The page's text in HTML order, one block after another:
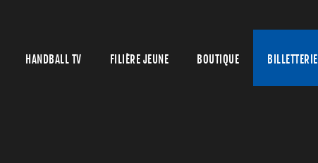
HANDBALL TV FILIÈRE JEUNE BOUTIQUE BILLETTERIE